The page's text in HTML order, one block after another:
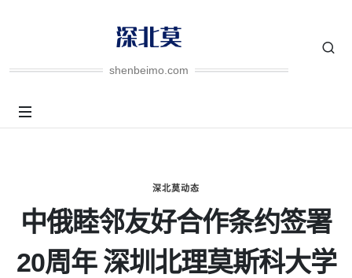
shenbeimo.com
深北莫动态
中俄睦邻友好合作条约签署
20周年 深圳北理莫斯科大学